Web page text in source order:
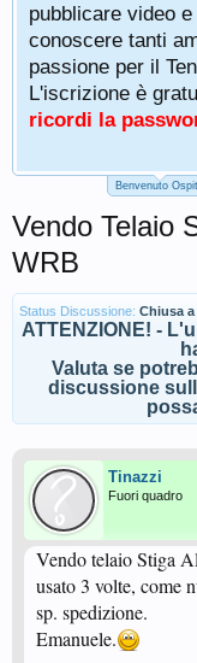
pubblicare video
conoscere tanti
passione per il
L'iscrizione è
ricordi la
Benvenuto
Vendo Telaio
WRB
Status Discussione: Chiusa
ATTENZIONE! -
Valuta se
discussione
Tinazzi
Fuori quadro
Vendo telaio Stiga
usato 3 volte, come
sp. spedizione.
Emanuele.